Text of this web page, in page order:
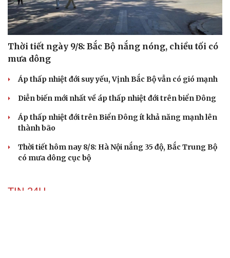
Thời tiết ngày 9/8: Bắc Bộ nắng nóng, chiều tối có
mưa dông
Áp thấp nhiệt đới suy yếu, Vịnh Bắc Bộ vẫn có gió mạnh
Diễn biến mới nhất về áp thấp nhiệt đới trên biển Đông
Áp thấp nhiệt đới trên Biển Đông ít khả năng mạnh lên
thành bão
Thời tiết hôm nay 8/8: Hà Nội nắng 35 độ, Bắc Trung Bộ
có mưa dông cục bộ
TIN 24H